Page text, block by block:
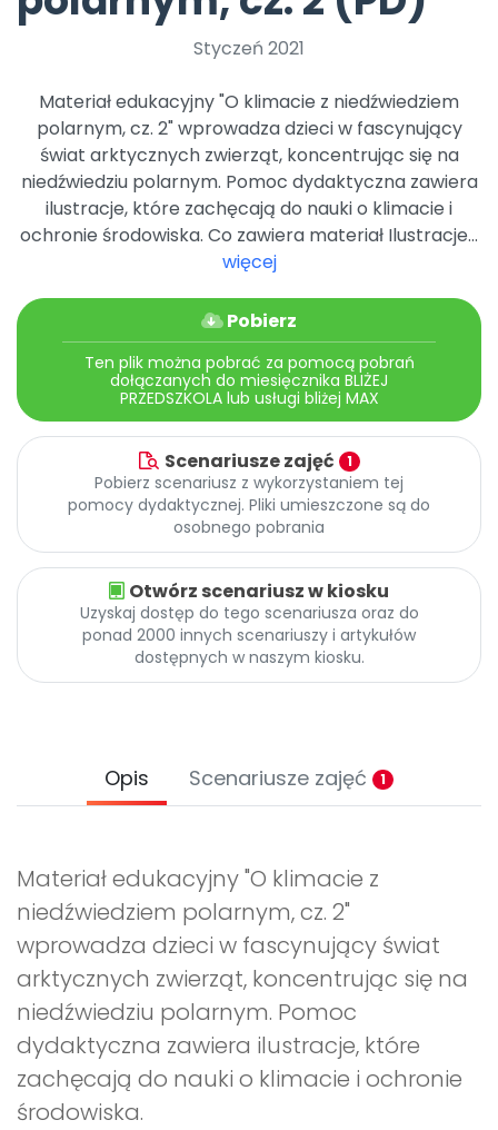
Archiwalne numery
Styczeń 2021
Materiał edukacyjny "O klimacie z niedźwiedziem
polarnym, cz. 2" wprowadza dzieci w fascynujący
świat arktycznych zwierząt, koncentrując się na
niedźwiedziu polarnym. Pomoc dydaktyczna zawiera
ilustracje, które zachęcają do nauki o klimacie i
ochronie środowiska. Co zawiera materiał Ilustracje...
więcej
Pobierz
Ten plik można pobrać za pomocą pobrań
dołączanych do miesięcznika BLIŻEJ
PRZEDSZKOLA lub usługi bliżej MAX
Scenariusze zajęć 1
Pobierz scenariusz z wykorzystaniem tej
pomocy dydaktycznej. Pliki umieszczone są do
osobnego pobrania
Otwórz scenariusz w kiosku
Uzyskaj dostęp do tego scenariusza oraz do
ponad 2000 innych scenariuszy i artykułów
dostępnych w naszym kiosku.
Opis Scenariusze zajęć 1
Materiał edukacyjny "O klimacie z
niedźwiedziem polarnym, cz. 2"
wprowadza dzieci w fascynujący świat
arktycznych zwierząt, koncentrując się na
niedźwiedziu polarnym. Pomoc
dydaktyczna zawiera ilustracje, które
zachęcają do nauki o klimacie i ochronie
środowiska.